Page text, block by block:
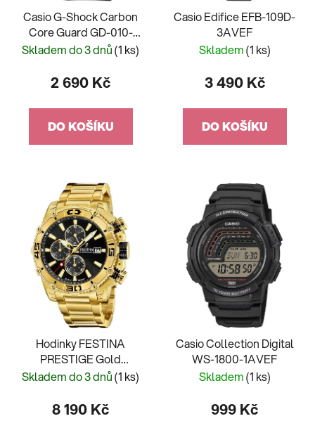
Casio G-Shock Carbon
Core Guard GD-010-
3ER
Skladem do 3 dnů(1 ks)
2 690 Kč
DO KOŠÍKU
Casio Edifice EFB-109D-
3AVEF
Skladem(1 ks)
3 490 Kč
DO KOŠÍKU
Hodinky FESTINA
PRESTIGE Gold
20492/4
Skladem do 3 dnů(1 ks)
8 190 Kč
Casio Collection Digital
WS-1800-1AVEF
Skladem(1 ks)
999 Kč